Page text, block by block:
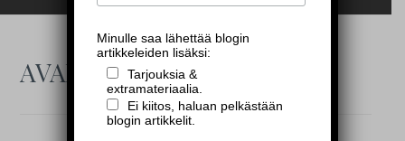
AVAINSANA:POLTTARIT
Minulle saa lähettää blogin
artikkeleiden lisäksi:
Tarjouksia &
extramateriaalia.
Ei kiitos, haluan pelkästään
blogin artikkelit.